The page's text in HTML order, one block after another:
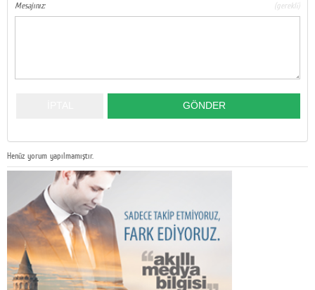
Mesajınız: (gerekli)
Henüz yorum yapılmamıştır.